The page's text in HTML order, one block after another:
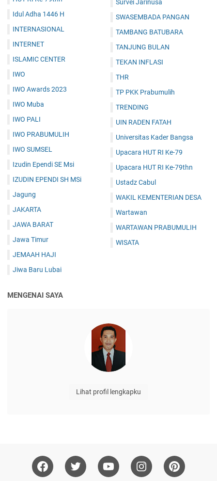
Idul Adha 1446 H
INTERNASIONAL
INTERNET
ISLAMIC CENTER
IWO
IWO Awards 2023
IWO Muba
IWO PALI
IWO PRABUMULIH
IWO SUMSEL
Izudin Ependi SE Msi
IZUDIN EPENDI SH MSi
Jagung
JAKARTA
JAWA BARAT
Jawa Timur
JEMAAH HAJI
Jiwa Baru Lubai
Survei Jarinusa
SWASEMBADA PANGAN
TAMBANG BATUBARA
TANJUNG BULAN
TEKAN INFLASI
THR
TP PKK Prabumulih
TRENDING
UIN RADEN FATAH
Universitas Kader Bangsa
Upacara HUT RI Ke-79
Upacara HUT RI Ke-79thn
Ustadz Cabul
WAKIL KEMENTERIAN DESA
Wartawan
WARTAWAN PRABUMULIH
WISATA
MENGENAI SAYA
Lihat profil lengkapku